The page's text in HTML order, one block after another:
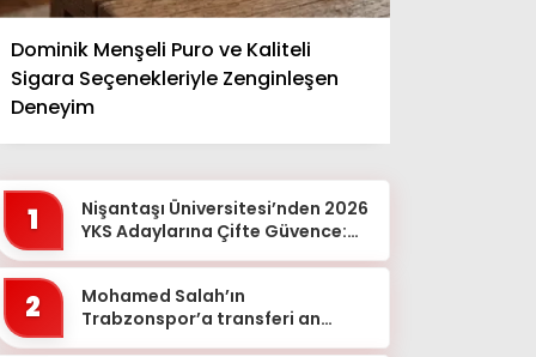
Dominik Menşeli Puro ve Kaliteli
Sigara Seçenekleriyle Zenginleşen
Deneyim
1
Nişantaşı Üniversitesi’nden 2026
YKS Adaylarına Çifte Güvence:
2
Mohamed Salah’ın
Trabzonspor’a transferi an
Adana
Adıyaman
Afyonkarahisar
Ağrı
Aksaray
Amasya
Ankara
Antalya
Ardahan